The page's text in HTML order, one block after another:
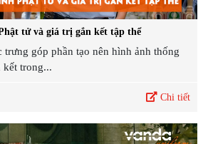
tử và giá trị gắn kết tập thể
góp phần tạo nên hình ảnh thống
kết trong...
Chi tiết